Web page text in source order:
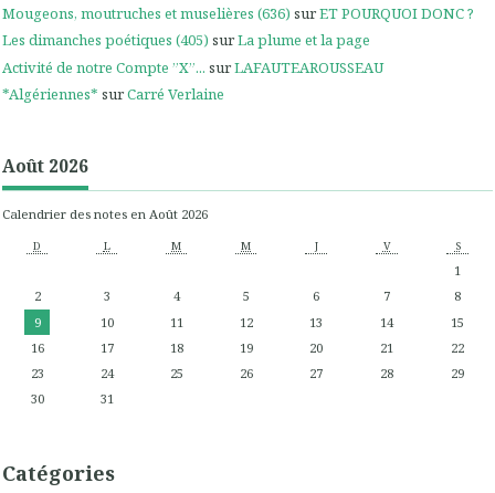
Mougeons, moutruches et muselières (636) surET POURQUOI DONC ?
Les dimanches poétiques (405) surLa plume et la page
Activité de notre Compte ”X”... surLAFAUTEAROUSSEAU
*Algériennes* surCarré Verlaine
Août 2026
Calendrier des notes en Août 2026
D L M M J V S
1
2
3 4 5 6 7
8
9
10 11 12 13 14
15
16
17 18 19 20 21
22
23
24 25 26 27 28
29
30
31
Catégories